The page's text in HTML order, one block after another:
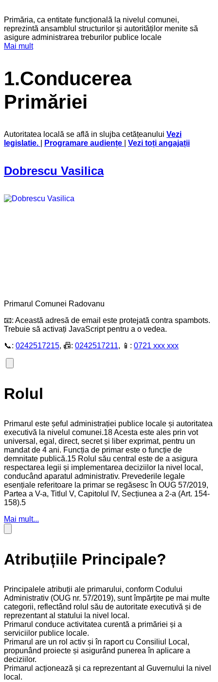
Primăria, ca entitate funcțională la nivelul comunei,
reprezintă ansamblul structurilor și autorităților menite să
asigure administrarea treburilor publice locale
Mai mult
1.Conducerea
Primăriei
Autoritatea locală se află in slujba cetățeanului Vezi
legislatie. Programare audiențe Vezi toți angajații
Dobrescu Vasilica
Primarul Comunei Radovanu
📧: Această adresă de email este protejată contra spambots.
Trebuie să activați JavaScript pentru a o vedea.
📞: 0242517215, 📠: 0242517211, 📱: 0721 xxx xxx
Rolul
Primarul este șeful administrației publice locale și autoritatea
executivă la nivelul comunei.18 Acesta este ales prin vot
universal, egal, direct, secret și liber exprimat, pentru un
mandat de 4 ani. Funcția de primar este o funcție de
demnitate publică.15 Rolul său central este de a asigura
respectarea legii și implementarea deciziilor la nivel local,
conducând aparatul administrativ. Prevederile legale
esențiale referitoare la primar se regăsesc în OUG 57/2019,
Partea a V-a, Titlul V, Capitolul IV, Secțiunea a 2-a (Art. 154-
158).5
Mai mult...
Atribuțiile Principale?
Principalele atribuții ale primarului, conform Codului
Administrativ (OUG nr. 57/2019), sunt împărțite pe mai multe
categorii, reflectând rolul său de autoritate executivă și de
reprezentant al statului la nivel local.
Primarul conduce activitatea curentă a primăriei și a
serviciilor publice locale.
Primarul are un rol activ și în raport cu Consiliul Local,
propunând proiecte și asigurând punerea în aplicare a
deciziilor.
Primarul acționează și ca reprezentant al Guvernului la nivel
local.